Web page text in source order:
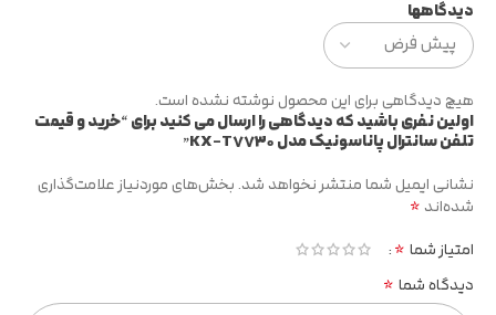
دیدگاهها
هیچ دیدگاهی برای این محصول نوشته نشده است.
اولین نفری باشید که دیدگاهی را ارسال می کنید برای “خرید و قیمت
تلفن سانترال پاناسونیک مدل KX-T7730”
نشانی ایمیل شما منتشر نخواهد شد.بخش‌های موردنیاز علامت‌گذاری
شده‌اند*
امتیاز شما *
دیدگاه شما *